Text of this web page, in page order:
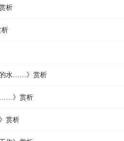
析
析
的水……》赏析
……》赏析
赏析